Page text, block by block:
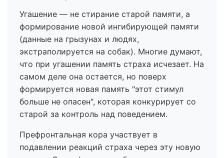
Угашение — не стирание старой памяти, а
формирование новой ингибирующей памяти
(данные на грызунах и людях,
экстраполируется на собак). Многие думают,
что при угашении память страха исчезает. На
самом деле она остается, но поверх
формируется новая память "этот стимул
больше не опасен", которая конкурирует со
старой за контроль над поведением.
Префронтальная кора участвует в
подавлении реакций страха через эту новую